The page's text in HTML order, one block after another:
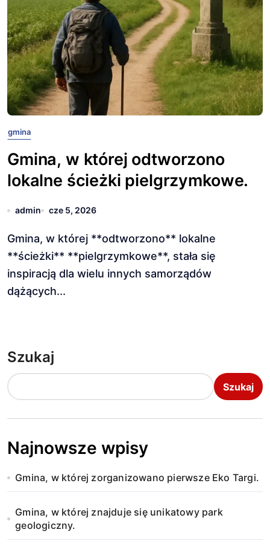
gmina
Gmina, w której odtworzono
lokalne ścieżki pielgrzymkowe.
admin cze 5, 2026
Gmina, w której **odtworzono** lokalne
**ścieżki** **pielgrzymkowe**, stała się
inspiracją dla wielu innych samorządów
dążących...
Szukaj
Szukaj
Najnowsze wpisy
Gmina, w której zorganizowano pierwsze Eko Targi.
Gmina, w której znajduje się unikatowy park
geologiczny.